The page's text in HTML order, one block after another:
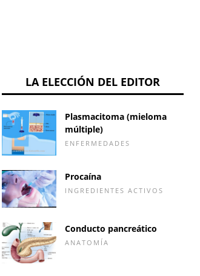
LA ELECCIÓN DEL EDITOR
Plasmacitoma (mieloma
múltiple)
ENFERMEDADES
Procaína
INGREDIENTES ACTIVOS
Conducto pancreático
ANATOMÍA